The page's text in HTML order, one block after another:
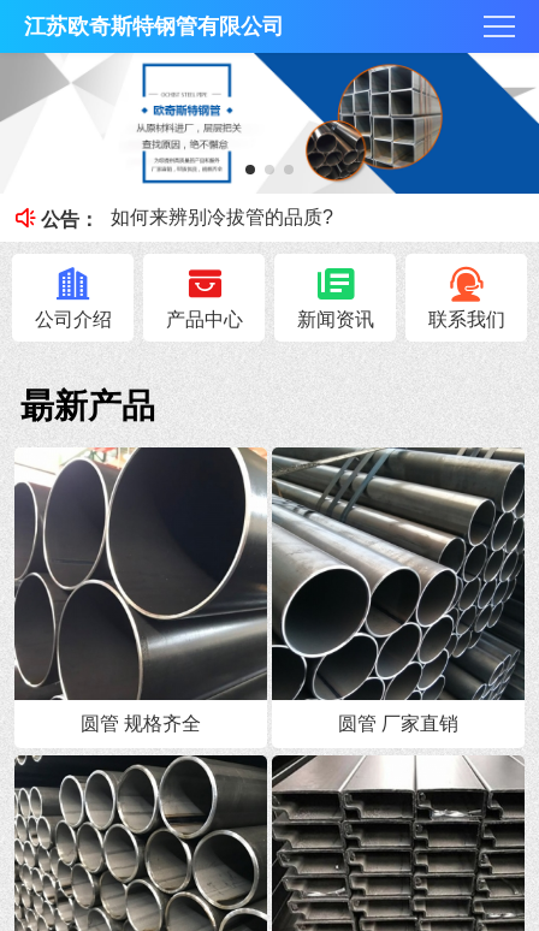
江苏欧奇斯特钢管有限公司
公告：
冷拔管的光亮度特征
冷拔管对比热轧管有什么区别
如何来辨别冷拔管的品质?
钢管知识----冷拔管和热轧管区别
无锡不锈钢焊管原料的加工性能
公司介绍 产品中心 新闻资讯 联系我们
朂新产品
圆管 规格齐全 圆管 厂家直销